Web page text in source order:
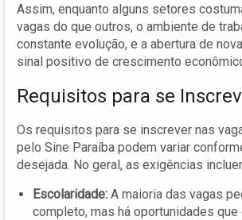
Assim, enquanto alguns setores
vagas do que outros, o ambiente de
constante evolução, e a abertura de
sinal positivo de crescimento
Requisitos para se
Os requisitos para se inscrever nas
pelo Sine Paraíba podem variar
desejada. No geral, as exigências
Escolaridade: A maioria das vagas
completo, mas há oportunidades